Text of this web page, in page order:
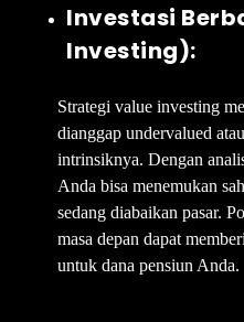
Investasi
Investing):
Strategi value investing
dianggap undervalued
intrinsiknya. Dengan
Anda bisa menemukan
sedang diabaikan pasar.
masa depan dapat
untuk dana pensiun Anda.